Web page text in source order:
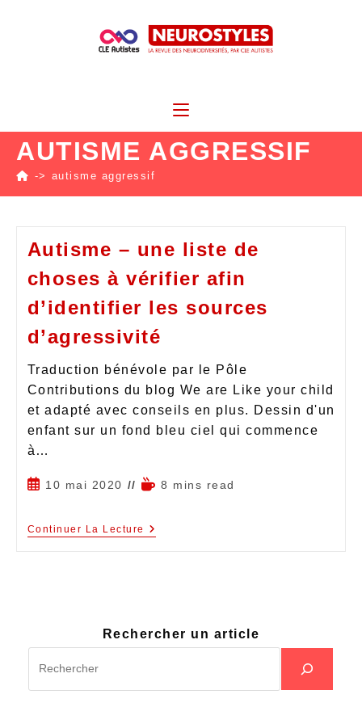
AUTISME AGGRESSIF
-> autisme aggressif
Autisme – une liste de
choses à vérifier afin
d’identifier les sources
d’agressivité
Traduction bénévole par le Pôle
Contributions du blog We are Like your child
et adapté avec conseils en plus. Dessin d'un
enfant sur un fond bleu ciel qui commence
à…
10 mai 2020 8 mins read
Continuer La Lecture
Rechercher un article